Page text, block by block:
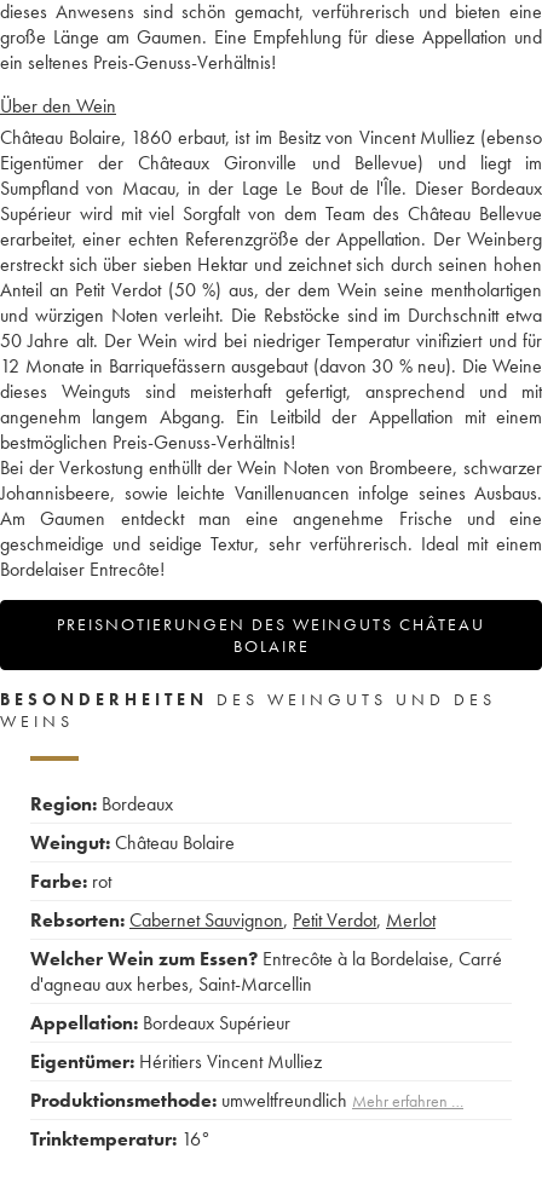
dieses Anwesens sind schön gemacht, verführerisch und bieten eine
große Länge am Gaumen. Eine Empfehlung für diese Appellation und
ein seltenes Preis-Genuss-Verhältnis!
Über den Wein
Château Bolaire, 1860 erbaut, ist im Besitz von Vincent Mulliez (ebenso
Eigentümer der Châteaux Gironville und Bellevue) und liegt im
Sumpfland von Macau, in der Lage Le Bout de l'Île. Dieser Bordeaux
Supérieur wird mit viel Sorgfalt von dem Team des Château Bellevue
erarbeitet, einer echten Referenzgröße der Appellation. Der Weinberg
erstreckt sich über sieben Hektar und zeichnet sich durch seinen hohen
Anteil an Petit Verdot (50 %) aus, der dem Wein seine mentholartigen
und würzigen Noten verleiht. Die Rebstöcke sind im Durchschnitt etwa
50 Jahre alt. Der Wein wird bei niedriger Temperatur vinifiziert und für
12 Monate in Barriquefässern ausgebaut (davon 30 % neu). Die Weine
dieses Weinguts sind meisterhaft gefertigt, ansprechend und mit
angenehm langem Abgang. Ein Leitbild der Appellation mit einem
bestmöglichen Preis-Genuss-Verhältnis!
Bei der Verkostung enthüllt der Wein Noten von Brombeere, schwarzer
Johannisbeere, sowie leichte Vanillenuancen infolge seines Ausbaus.
Am Gaumen entdeckt man eine angenehme Frische und eine
geschmeidige und seidige Textur, sehr verführerisch. Ideal mit einem
Bordelaiser Entrecôte!
PREISNOTIERUNGEN DES WEINGUTS CHÂTEAU
BOLAIRE
BESONDERHEITEN
DES WEINGUTS UND DES
WEINS
Region: Bordeaux
Weingut:Château Bolaire
Farbe: rot
Rebsorten:Cabernet Sauvignon, Petit Verdot, Merlot
Welcher Wein zum Essen? Entrecôte à la Bordelaise, Carré
d'agneau aux herbes, Saint-Marcellin
Appellation: Bordeaux Supérieur
Eigentümer: Héritiers Vincent Mulliez
Produktionsmethode: umweltfreundlich Mehr erfahren …
Trinktemperatur: 16°